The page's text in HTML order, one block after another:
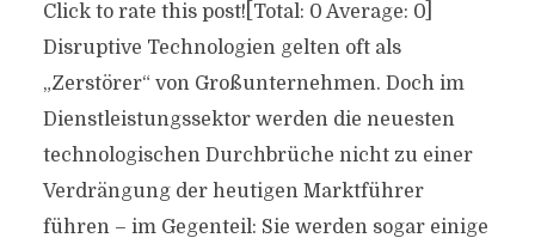
Click to rate this post![Total: 0 Average: 0]
Disruptive Technologien gelten oft als
„Zerstörer“ von Großunternehmen. Doch im
Dienstleistungssektor werden die neuesten
technologischen Durchbrüche nicht zu einer
Verdrängung der heutigen Marktführer
führen – im Gegenteil: Sie werden sogar einige